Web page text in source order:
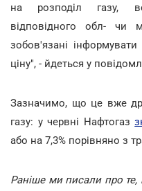
на розподіл газу,
відповідного обл- чи
зобов'язані
ціну", - йдеться у
Зазначимо, що це вже
газу: у червні Нафтогаз
або на 7,3% порівняно з
Раніше ми писали про